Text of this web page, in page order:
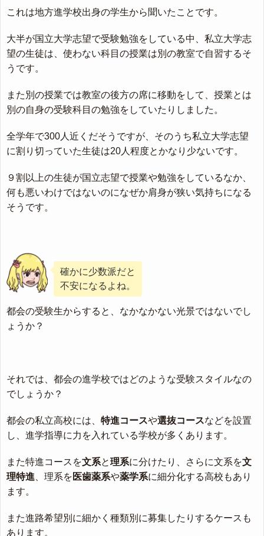
これは地方進学校出身の学生から聞いたことです。
大半が国立大学志望で受験勉強をしている中、私立大学志
望の生徒は、使わない科目の授業は別の教室で自習するそ
うです。
また別の授業では教室の後方の席に移動をして、授業とは
別の自身の受験科目の勉強をしていたりしました。
全学年で300人近くだそうですが、そのうち私立大学志望
に割り切っていた生徒は20人程度とかなり少ないです。
９割以上の生徒が国立志望で授業や勉強をしているなか、
何も悪いわけではないのになぜか肩身が狭い気持ちになる
そうです。
確かに少数派だと
不安になるよね。
都会の受験生からすると、なかなかない光景ではないでし
ょうか？
それでは、都会の進学校ではどのような受験スタイルなの
でしょうか？
都会の私立高校には、 特進コースや選抜コースなどを設置
し、進学指導に力を入れている学校が多くあります。
また特進コースを文系と理系に分けたり、さらに文系を文
理特進 、理系を 医歯薬系や薬学系に細分化する高校もあり
ます。
また進路希望別に細かく種類別に募集したりするケースも
あります。